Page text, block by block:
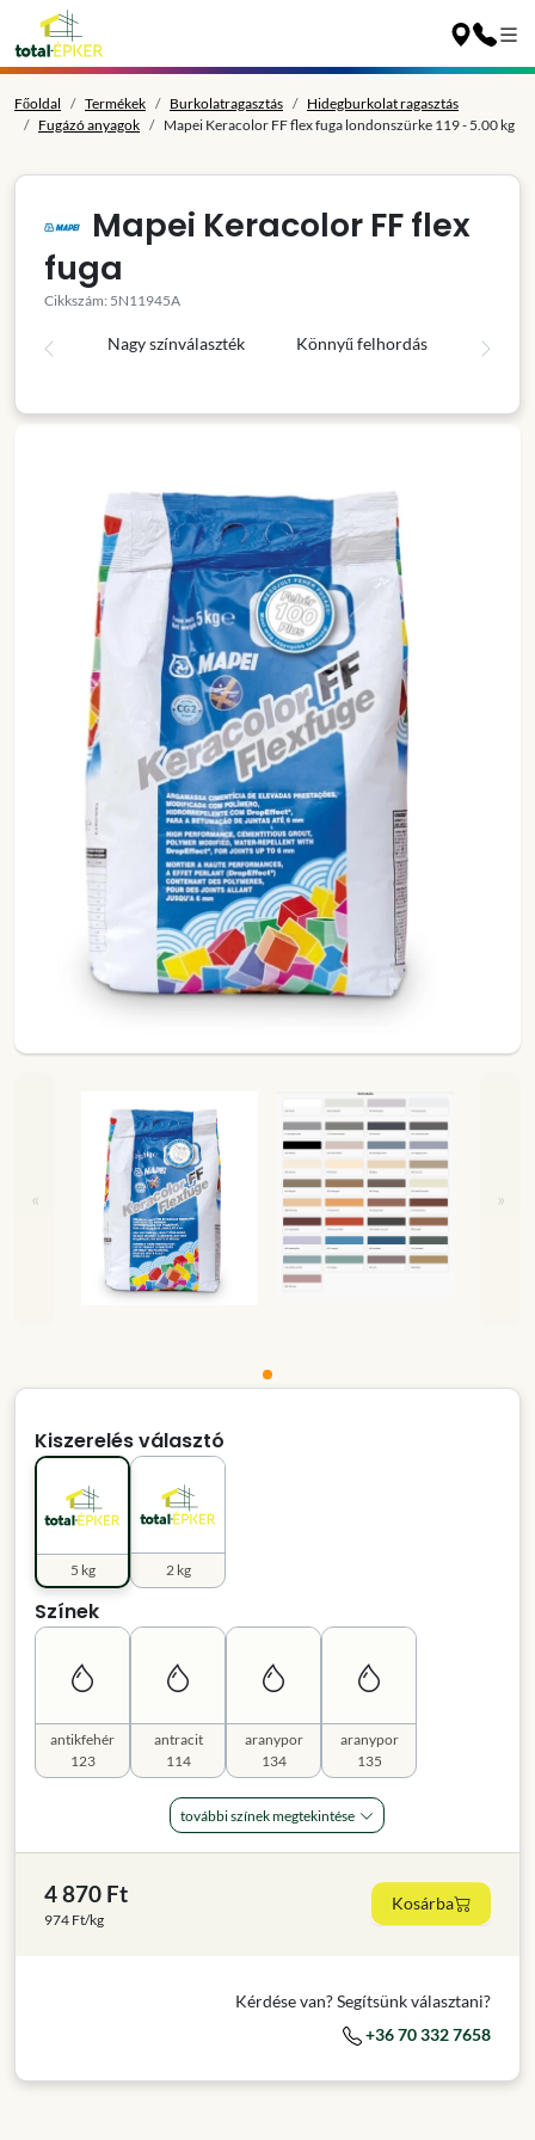
Főoldal Termékek Burkolatragasztás
Hidegburkolat ragasztás
Fugázó anyagok
Mapei Keracolor FF flex fuga londonszürke 119 - 5.00 kg
Mapei Keracolor FF flex
fuga
Cikkszám: 5N11945A
Nagy színválaszték Könnyű felhordás
« »
Kiszerelés választó
2 kg
5 kg
Színek
antikfehér
123
antracit
114
aranypor
134
aranypor
135
további színek megtekintése
4 870 Ft
974 Ft/kg
Kosárba
Kérdése van? Segítsünk választani?
+36 70 332 7658